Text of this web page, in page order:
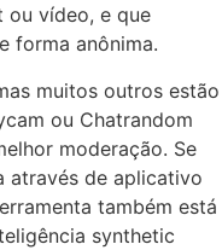
ou vídeo, e que
forma anônima.
muitos outros estão
ou Chatrandom
moderação. Se
através de aplicativo
também está
synthetic